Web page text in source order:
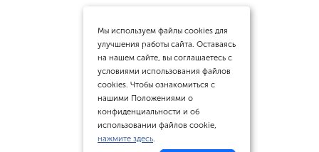
Мы используем файлы cookies для
улучшения работы сайта. Оставаясь
на нашем сайте, вы соглашаетесь с
условиями использования файлов
cookies. Чтобы ознакомиться с
нашими Положениями о
конфиденциальности и об
использовании файлов cookie,
нажмите здесь.